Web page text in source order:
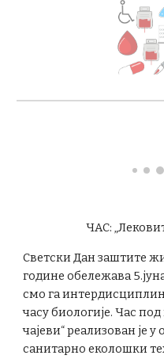
ЧАС:
Светски Дан заштите
године обележава
смо га
часу биологије. Час
чајеви“ реализован је
санитарно еколошки